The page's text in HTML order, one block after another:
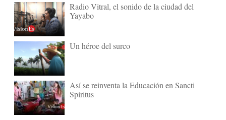
Radio Vitral, el sonido de la ciudad del
Yayabo
Un héroe del surco
Así se reinventa la Educación en Sancti
Spíritus